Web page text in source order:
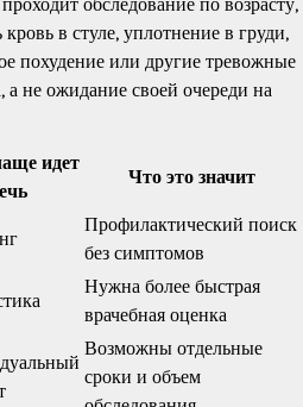
в стуле, уплотнение в груди,
похудение или другие тревожные
не ожидание своей очереди на
идет
Что это значит
Профилактический поиск
без симптомов
Нужна более быстрая
врачебная оценка
Возможны отдельные
сроки и объем